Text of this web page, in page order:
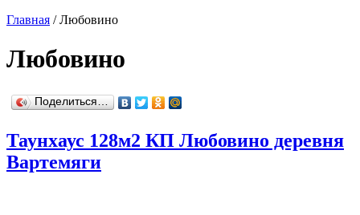
Главная /Любовино
Любовино
Поделиться…
Таунхаус 128м2 КП Любовино деревня
Вартемяги